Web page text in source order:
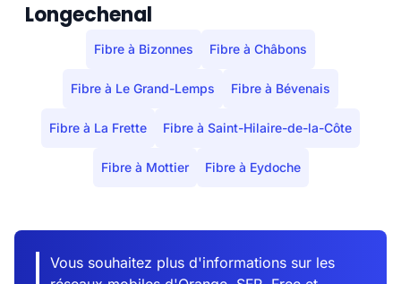
Longechenal
Fibre à Bizonnes Fibre à Châbons
Fibre à Le Grand-Lemps Fibre à Bévenais
Fibre à La Frette Fibre à Saint-Hilaire-de-la-Côte
Fibre à Mottier Fibre à Eydoche
Vous souhaitez plus d'informations sur les